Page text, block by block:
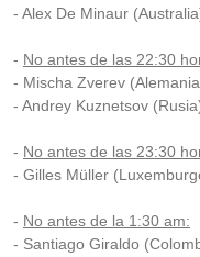
- Alex De Minaur
- No antes de las 22:30
- Mischa Zverev
- Andrey Kuznetsov
- No antes de las 23:30
- Gilles Müller
- No antes de la 1:30 am:
- Santiago Giraldo